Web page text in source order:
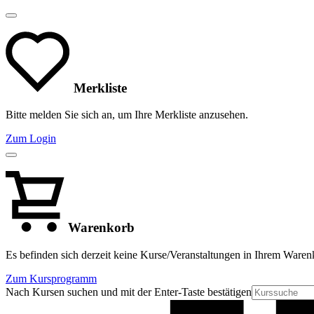
Merkliste
Bitte melden Sie sich an, um Ihre Merkliste anzusehen.
Zum Login
Warenkorb
Es befinden sich derzeit keine Kurse/Veranstaltungen in Ihrem
Zum Kursprogramm
Nach Kursen suchen und mit der Enter-Taste bestätigen